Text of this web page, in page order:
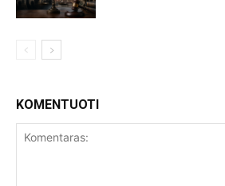
KOMENTUOTI